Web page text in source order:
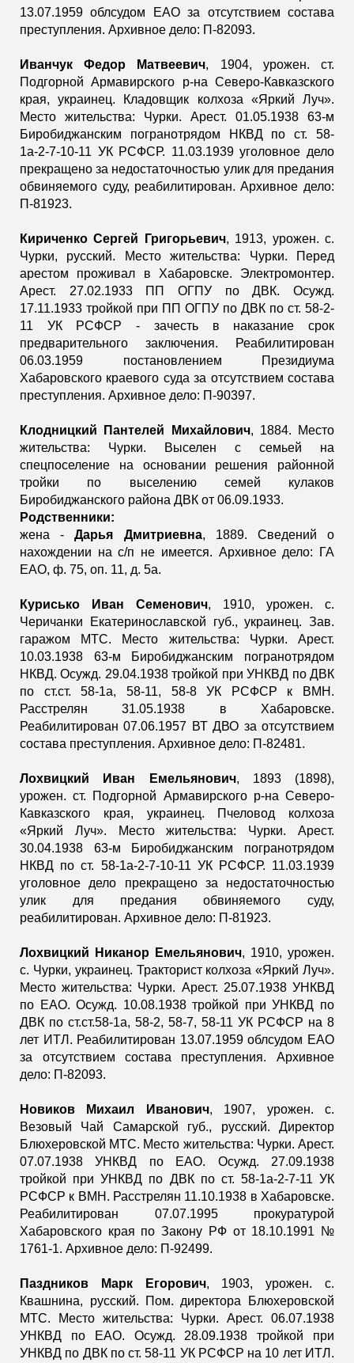
13.07.1959 облсудом ЕАО за отсутствием состава
преступления. Архивное дело: П-82093.
Иванчук Федор Матвеевич, 1904, урожен. ст.
Подгорной Армавирского р-на Северо-Кавказского
края, украинец. Кладовщик колхоза «Яркий Луч».
Место жительства: Чурки. Арест. 01.05.1938 63-м
Биробиджанским погранотрядом НКВД по ст. 58-
1а-2-7-10-11 УК РСФСР. 11.03.1939 уголовное дело
прекращено за недостаточностью улик для предания
обвиняемого суду, реабилитирован. Архивное дело:
П-81923.
Кириченко Сергей Григорьевич, 1913, урожен. с.
Чурки, русский. Место жительства: Чурки. Перед
арестом проживал в Хабаровске. Электромонтер.
Арест. 27.02.1933 ПП ОГПУ по ДВК. Осужд.
17.11.1933 тройкой при ПП ОГПУ по ДВК по ст. 58-2-
11 УК РСФСР - зачесть в наказание срок
предварительного заключения. Реабилитирован
06.03.1959 постановлением Президиума
Хабаровского краевого суда за отсутствием состава
преступления. Архивное дело: П-90397.
Клодницкий Пантелей Михайлович, 1884. Место
жительства: Чурки. Выселен с семьей на
спецпоселение на основании решения районной
тройки по выселению семей кулаков
Биробиджанского района ДВК от 06.09.1933.
Родственники:
жена -Дарья Дмитриевна,
1889. Сведений о
нахождении на с/п не имеется. Архивное дело: ГА
ЕАО, ф. 75, оп. 11, д. 5а.
Курисько Иван Семенович, 1910, урожен. с.
Черичанки Екатеринославской губ., украинец. Зав.
гаражом МТС. Место жительства: Чурки. Арест.
10.03.1938 63-м Биробиджанским погранотрядом
НКВД. Осужд. 29.04.1938 тройкой при УНКВД по ДВК
по ст.ст. 58-1а, 58-11, 58-8 УК РСФСР к ВМН.
Расстрелян 31.05.1938 в Хабаровске.
Реабилитирован 07.06.1957 ВТ ДВО за отсутствием
состава преступления. Архивное дело: П-82481.
Лохвицкий Иван Емельянович, 1893 (1898),
урожен. ст. Подгорной Армавирского р-на Северо-
Кавказского края, украинец. Пчеловод колхоза
«Яркий Луч». Место жительства: Чурки. Арест.
30.04.1938 63-м Биробиджанским погранотрядом
НКВД по ст. 58-1а-2-7-10-11 УК РСФСР. 11.03.1939
уголовное дело прекращено за недостаточностью
улик для предания обвиняемого суду,
реабилитирован. Архивное дело: П-81923.
Лохвицкий Никанор Емельянович, 1910, урожен.
с. Чурки, украинец. Тракторист колхоза «Яркий Луч».
Место жительства: Чурки. Арест. 25.07.1938 УНКВД
по ЕАО. Осужд. 10.08.1938 тройкой при УНКВД по
ДВК по ст.ст.58-1а, 58-2, 58-7, 58-11 УК РСФСР на 8
лет ИТЛ. Реабилитирован 13.07.1959 облсудом ЕАО
за отсутствием состава преступления. Архивное
дело: П-82093.
Новиков Михаил Иванович, 1907, урожен. с.
Везовый Чай Самарской губ., русский. Директор
Блюхеровской МТС. Место жительства: Чурки. Арест.
07.07.1938 УНКВД по ЕАО. Осужд. 27.09.1938
тройкой при УНКВД по ДВК по ст. 58-1а-2-7-11 УК
РСФСР к ВМН. Расстрелян 11.10.1938 в Хабаровске.
Реабилитирован 07.07.1995 прокуратурой
Хабаровского края по Закону РФ от 18.10.1991 №
1761-1. Архивное дело: П-92499.
Паздников Марк Егорович, 1903, урожен. с.
Квашнина, русский. Пом. директора Блюхеровской
МТС. Место жительства: Чурки. Арест. 06.07.1938
УНКВД по ЕАО. Осужд. 28.09.1938 тройкой при
УНКВД по ДВК по ст. 58-11 УК РСФСР на 10 лет ИТЛ.